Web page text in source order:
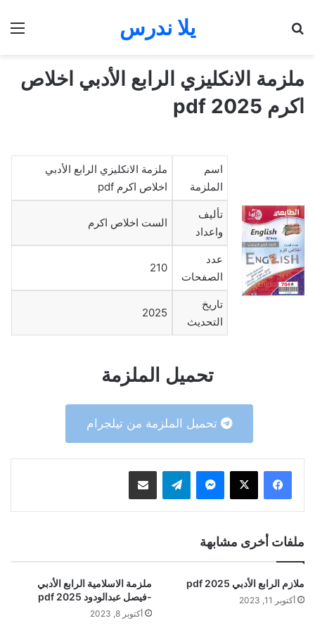
يلا ندرس
ملزمة الانكليزي الرابع الأدبي اخلاص
اكرم 2025 pdf
اسم
الملزمة
ملزمة الانكليزي الرابع الأدبي
اخلاص اكرم pdf
تأليف
واعداد
الست اخلاص اكرم
عدد
الصفحات
210
تاريخ
التحديث
2025
تحميل الملزمة
تحميل الملزمة من تيلجرام
ماسنجر تيلقرام مشاركة عبر البريد
ملفات أخرى مشابهة
ملازم الرابع الأدبي 2025 pdf
أكتوبر 11, 2023
ملزمة الاسلامية الرابع الأدبي
-فيصل عبدالودود 2025 pdf
أكتوبر 8, 2023